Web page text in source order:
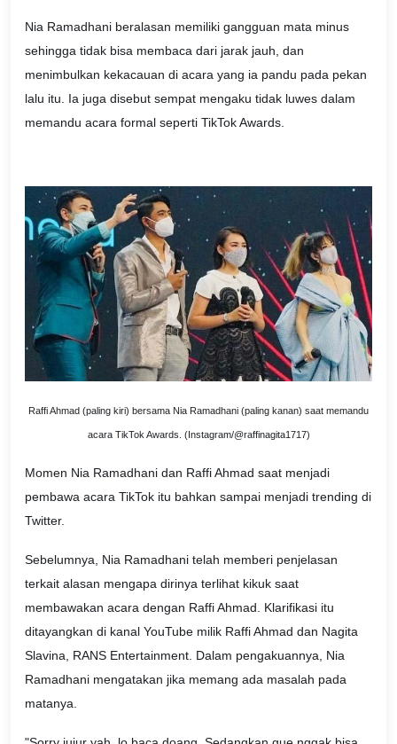
Nia Ramadhani beralasan memiliki gangguan mata minus
sehingga tidak bisa membaca dari jarak jauh, dan
menimbulkan kekacauan di acara yang ia pandu pada pekan
lalu itu. Ia juga disebut sempat mengaku tidak luwes dalam
memandu acara formal seperti TikTok Awards.
Raffi Ahmad (paling kiri) bersama Nia Ramadhani (paling kanan) saat memandu
acara TikTok Awards. (Instagram/@raffinagita1717)
Momen Nia Ramadhani dan Raffi Ahmad saat menjadi
pembawa acara TikTok itu bahkan sampai menjadi trending di
Twitter.
Sebelumnya, Nia Ramadhani telah memberi penjelasan
terkait alasan mengapa dirinya terlihat kikuk saat
membawakan acara dengan Raffi Ahmad. Klarifikasi itu
ditayangkan di kanal YouTube milik Raffi Ahmad dan Nagita
Slavina, RANS Entertainment. Dalam pengakuannya, Nia
Ramadhani mengatakan jika memang ada masalah pada
matanya.